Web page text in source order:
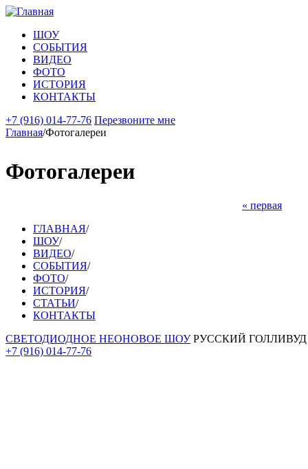
Перейти к основному содержанию
ШОУ
СОБЫТИЯ
ВИДЕО
ФОТО
ИСТОРИЯ
КОНТАКТЫ
+7 (916) 014-77-76 Перезвоните мне
Главная/Фотогалереи
Фотогалереи
Страницы
« первая
ГЛАВНАЯ/
ШОУ/
ВИДЕО/
СОБЫТИЯ/
ФОТО/
ИСТОРИЯ/
СТАТЬИ/
КОНТАКТЫ
СВЕТОДИОДНОЕ НЕОНОВОЕ ШОУ РУССКИЙ ГОЛЛИВУД
+7 (916) 014-77-76